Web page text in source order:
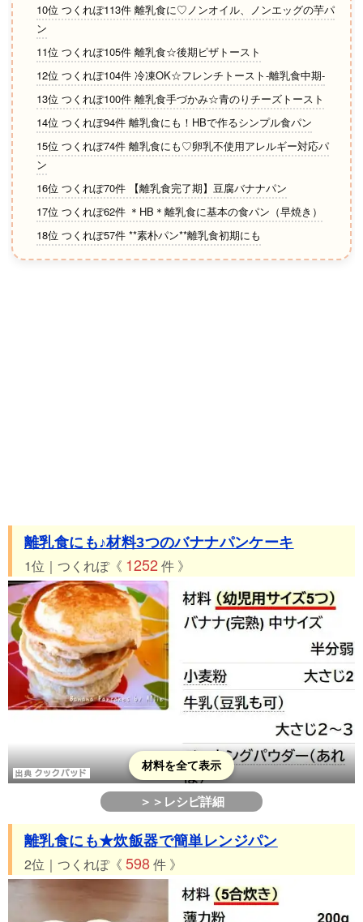
10位 つくれぽ113件 離乳食に♡ノンオイル、ノンエッグの芋パ
ン
11位 つくれぽ105件 離乳食☆後期ピザトースト
12位 つくれぽ104件 冷凍OK☆フレンチトースト-離乳食中期-
13位 つくれぽ100件 離乳食手づかみ☆青のりチーズトースト
14位 つくれぽ94件 離乳食にも！HBで作るシンプル食パン
15位 つくれぽ74件 離乳食にも♡卵乳不使用アレルギー対応パ
ン
16位 つくれぽ70件 【離乳食完了期】豆腐バナナパン
17位 つくれぽ62件 ＊HB＊離乳食に基本の食パン（早焼き）
18位 つくれぽ57件 **素朴パン**離乳食初期にも
離乳食にも♪材料3つのバナナパンケーキ
1位｜つくれぽ《 1252 件 》
材料を全て表示
＞＞レシピ詳細
離乳食にも★炊飯器で簡単レンジパン
2位｜つくれぽ《 598件 》